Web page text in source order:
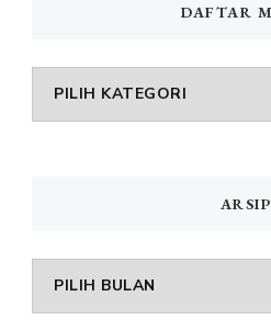
DAFTAR
DAFTAR
MENU
ARSIP
Arsip